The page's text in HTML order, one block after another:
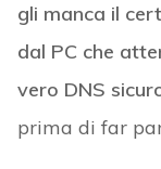
gli manca il
dal PC che
vero DNS
prima di far